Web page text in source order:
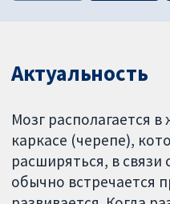
Актуальность
Мозг располагается
каркасе (черепе),
расширяться, в связи
обычно встречается